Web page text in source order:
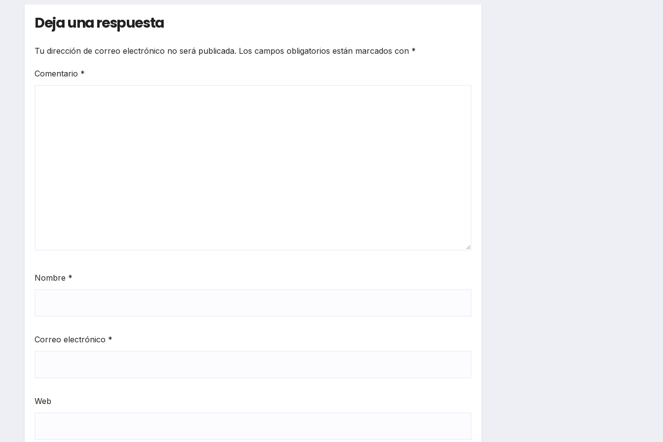
Deja una respuesta
Tu dirección de correo electrónico no será publicada. Los campos obligatorios están marcados con *
Comentario *
Nombre *
Correo electrónico *
Web